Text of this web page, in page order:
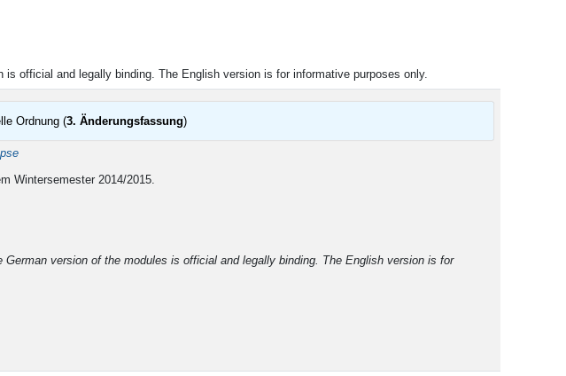
official and legally binding. The English version is for informative purposes only.
Ordnung (3. Änderungsfassung)
Wintersemester 2014/2015.
German version of the modules is official and legally binding. The English version is for